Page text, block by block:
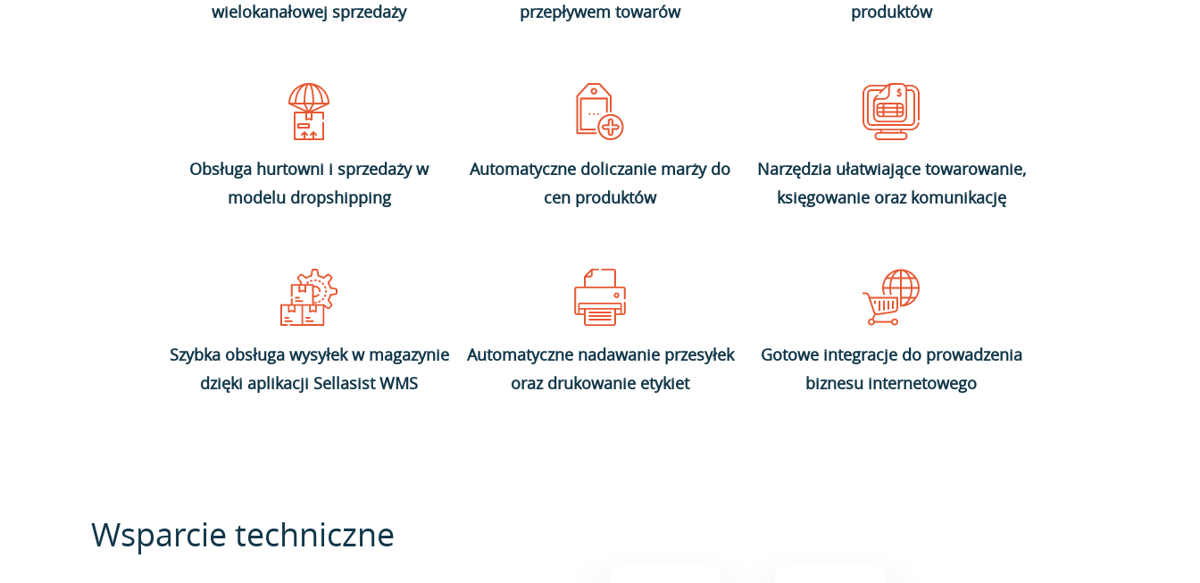
wielokanałowej sprzedaży
przepływem towarów
produktów
Obsługa hurtowni i sprzedaży w
modelu dropshipping
Automatyczne doliczanie marży do
cen produktów
Narzędzia ułatwiające towarowanie,
księgowanie oraz komunikację
Szybka obsługa wysyłek w magazynie
dzięki aplikacji Sellasist WMS
Automatyczne nadawanie przesyłek
oraz drukowanie etykiet
Gotowe integracje do prowadzenia
biznesu internetowego
Wsparcie techniczne